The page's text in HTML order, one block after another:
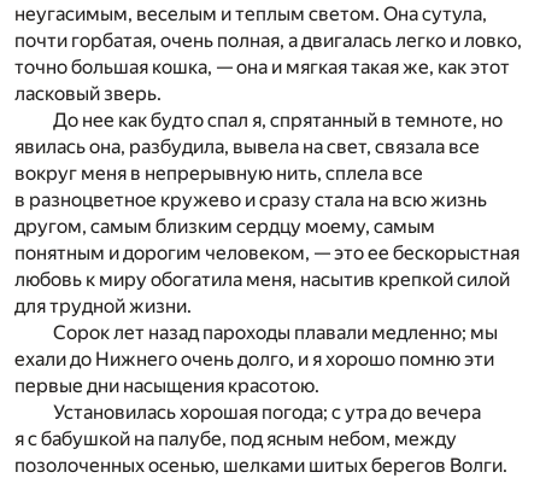
неугасимым, веселым и теплым светом. Она сутула,
почти горбатая, очень полная, а двигалась легко и ловко,
точно большая кошка, — она и мягкая такая же, как этот
ласковый зверь.
До нее как будто спал я, спрятанный в темноте, но
явилась она, разбудила, вывела на свет, связала все
вокруг меня в непрерывную нить, сплела все
в разноцветное кружево и сразу стала на всю жизнь
другом, самым близким сердцу моему, самым
понятным и дорогим человеком, — это ее бескорыстная
любовь к миру обогатила меня, насытив крепкой силой
для трудной жизни.
Сорок лет назад пароходы плавали медленно; мы
ехали до Нижнего очень долго, и я хорошо помню эти
первые дни насыщения красотою.
Установилась хорошая погода; с утра до вечера
я с бабушкой на палубе, под ясным небом, между
позолоченных осенью, шелками шитых берегов Волги.